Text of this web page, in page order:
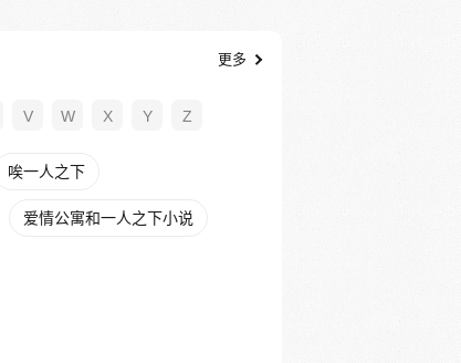
更多
V W X Y Z
唉一人之下
爱情公寓和一人之下小说